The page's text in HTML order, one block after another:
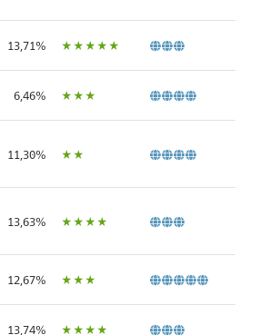
13,71% ÙÙÙÙÙ
6,46% ÙÙÙ
11,30% ÙÙ
13,63% ÙÙÙÙ
12,67% ÙÙÙ
13,74% ÙÙÙÙ